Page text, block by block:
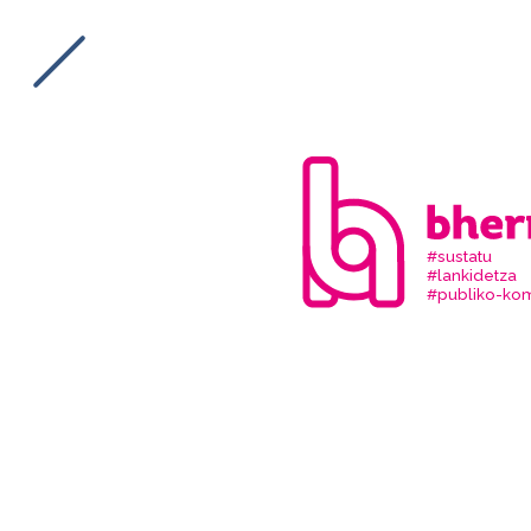
#sustatu
#lankidetza
#publiko-